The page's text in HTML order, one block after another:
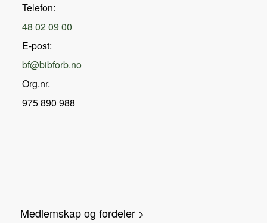
Telefon:
48 02 09 00
E-post:
bf@bibforb.no
Org.nr.
975 890 988
Medlemskap og fordeler >